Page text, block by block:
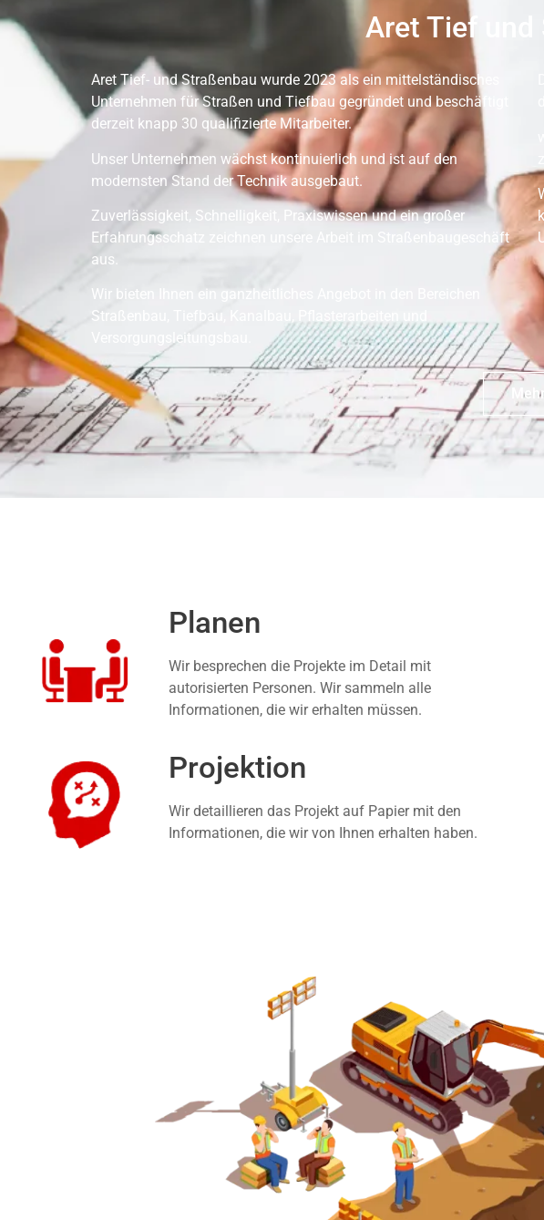
Aret Tief und
Aret Tief- und Straßenbau wurde 2023 als ein mittelständisches
Unternehmen für Straßen und Tiefbau gegründet und beschäftigt
derzeit knapp 30 qualifizierte Mitarbeiter.
Unser Unternehmen wächst kontinuierlich und ist auf den
modernsten Stand der Technik ausgebaut.
Zuverlässigkeit, Schnelligkeit, Praxiswissen und ein großer
Erfahrungsschatz zeichnen unsere Arbeit im Straßenbaugeschäft
aus.
Wir bieten Ihnen ein ganzheitliches Angebot in den Bereichen
Straßenbau, Tiefbau, Kanalbau, Pflasterarbeiten und
Versorgungsleitungsbau.
Planen
Wir besprechen die Projekte im Detail mit
autorisierten Personen. Wir sammeln alle
Informationen, die wir erhalten müssen.
Projektion
Wir detaillieren das Projekt auf Papier mit den
Informationen, die wir von Ihnen erhalten haben.